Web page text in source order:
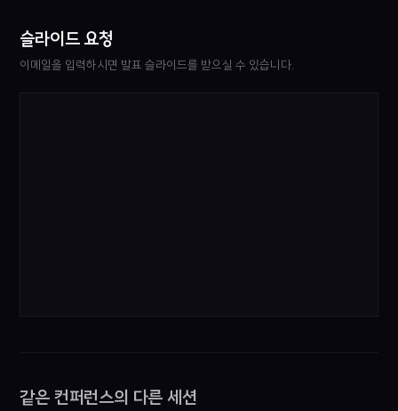
슬라이드 요청
이메일을 입력하시면 발표 슬라이드를 받으실 수 있습니다.
같은 컨퍼런스의 다른 세션